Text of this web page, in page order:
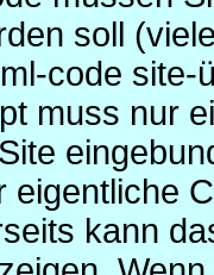
soll
code site-
muss nur
eigentliche
kann